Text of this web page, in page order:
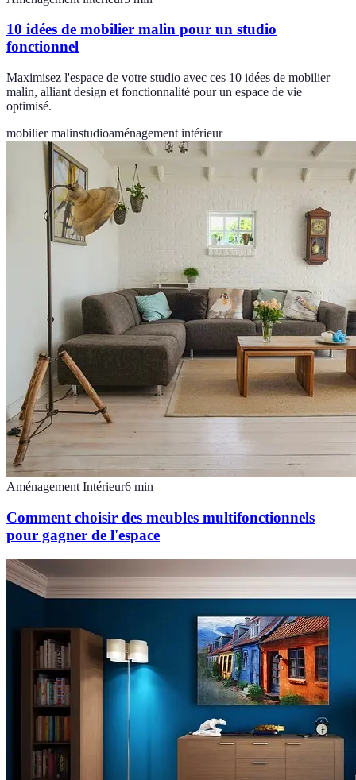
10 idées de mobilier malin pour un studio
fonctionnel
Maximisez l'espace de votre studio avec ces 10 idées de mobilier
malin, alliant design et fonctionnalité pour un espace de vie
optimisé.
mobilier malinstudioaménagement intérieur
Aménagement Intérieur6 min
Comment choisir des meubles multifonctionnels
pour gagner de l'espace